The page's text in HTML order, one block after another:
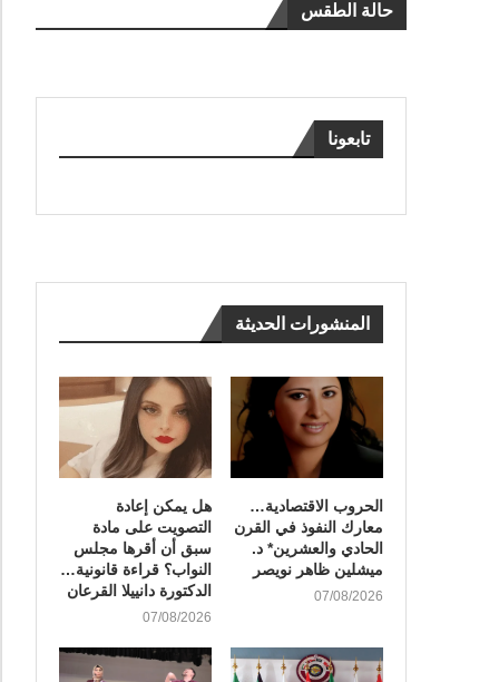
حالة الطقس
تابعونا
المنشورات الحديثة
الحروب الاقتصادية…
معارك النفوذ في القرن
الحادي والعشرين* د.
ميشلين ظاهر نويصر
07/08/2026
هل يمكن إعادة
التصويت على مادة
سبق أن أقرها مجلس
النواب؟ قراءة قانونية…
الدكتورة دانييلا القرعان
07/08/2026